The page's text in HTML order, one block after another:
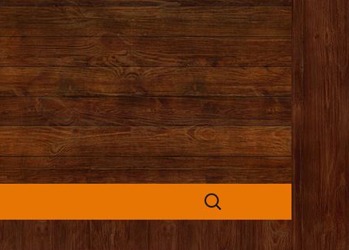
ェ』よりお
検